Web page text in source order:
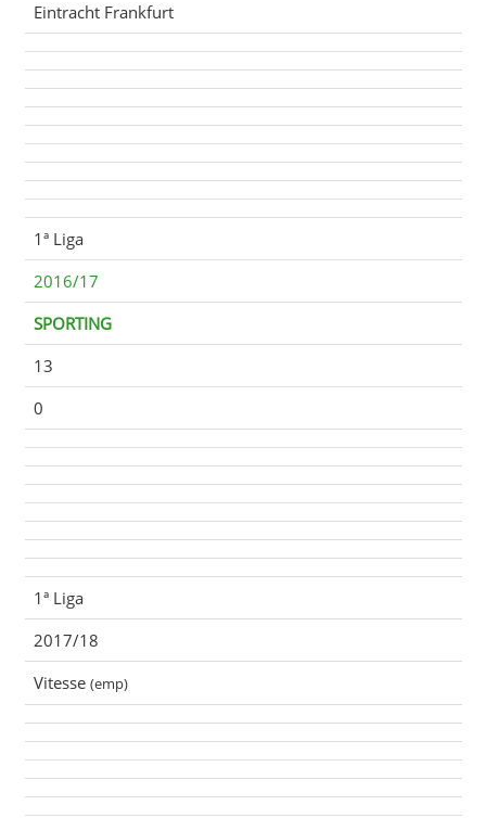
Eintracht Frankfurt
1ª Liga
2016/17
SPORTING
13
0
1ª Liga
2017/18
Vitesse (emp)